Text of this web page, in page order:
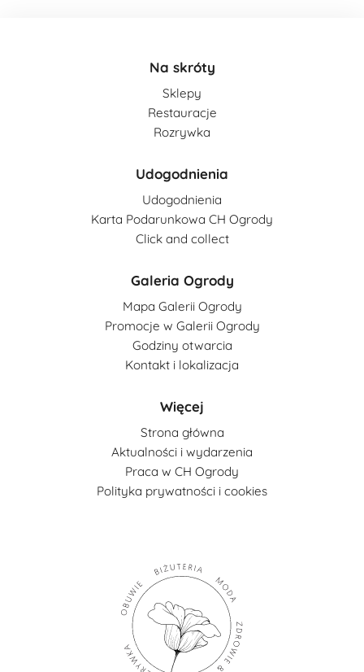
Na skróty
Sklepy
Restauracje
Rozrywka
Udogodnienia
Udogodnienia
Karta Podarunkowa CH Ogrody
Click and collect
Galeria Ogrody
Mapa Galerii Ogrody
Promocje w Galerii Ogrody
Godziny otwarcia
Kontakt i lokalizacja
Więcej
Strona główna
Aktualności i wydarzenia
Praca w CH Ogrody
Polityka prywatności i cookies